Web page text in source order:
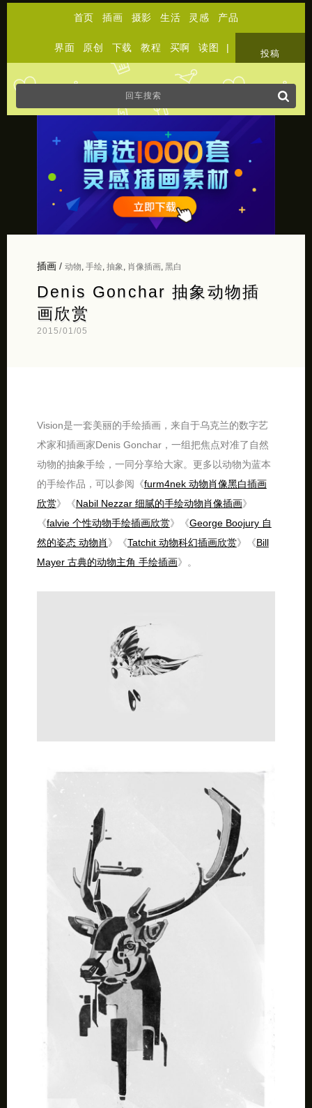
首页 插画 摄影 生活 灵感 产品
界面 原创 下载 教程 买啊 读图 |
投稿
插画/ 动物 手绘, 抽象 肖像插画, 黑白
Denis Gonchar 抽象动物插
画欣赏
2015/01/05
Vision是一套美丽的手绘插画，来自于乌克兰的数字艺
术家和插画家Denis Gonchar，一组把焦点对准了自然
动物的抽象手绘，一同分享给大家。更多以动物为蓝本
的手绘作品，可以参阅《furm4nek 动物肖像黑白插画
欣赏》《Nabil Nezzar 细腻的手绘动物肖像插画》
《falvie 个性动物手绘插画欣赏》《George Boojury 自
然的姿态 动物肖》《Tatchit 动物科幻插画欣赏》《Bill
Mayer 古典的动物主角 手绘插画》。